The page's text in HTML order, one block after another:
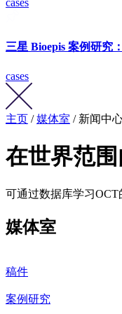
cases
三星 Bioepis 案例研究
cases
主页 /媒体室 / 新闻中
在世界范
可通过数据库学习
媒体室
稿件
案例研究